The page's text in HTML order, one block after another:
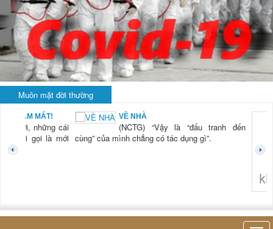
Muôn mặt đời thường
NAM MẤT!
“Xời, những cái
mới gọi là mới
VỀ NHÀ
(NCTG) “Vậy là “đấu tranh đến
cùng” của mình chẳng có tác dụng gì”.